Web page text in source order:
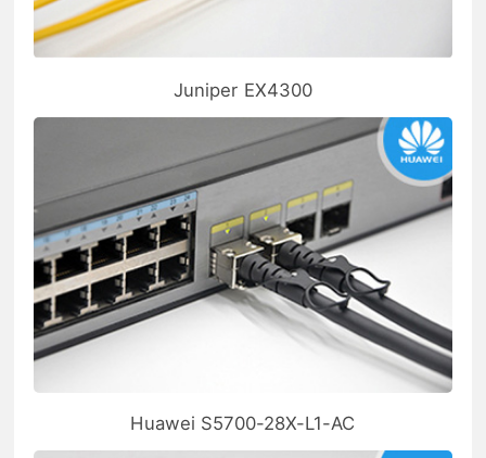
Juniper EX4300
Huawei S5700-28X-L1-AC